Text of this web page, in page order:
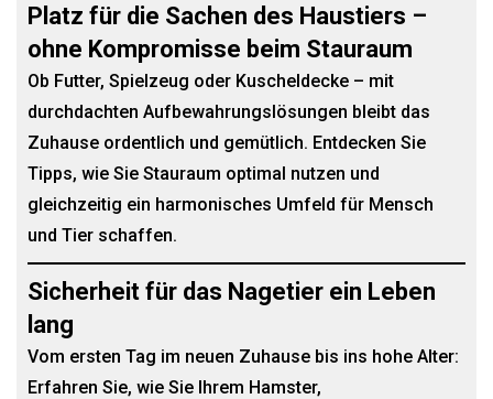
Platz für die Sachen des Haustiers –
ohne Kompromisse beim Stauraum
Ob Futter, Spielzeug oder Kuscheldecke – mit
durchdachten Aufbewahrungslösungen bleibt das
Zuhause ordentlich und gemütlich. Entdecken Sie
Tipps, wie Sie Stauraum optimal nutzen und
gleichzeitig ein harmonisches Umfeld für Mensch
und Tier schaffen.
Sicherheit für das Nagetier ein Leben
lang
Vom ersten Tag im neuen Zuhause bis ins hohe Alter:
Erfahren Sie, wie Sie Ihrem Hamster,